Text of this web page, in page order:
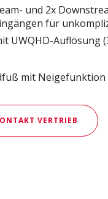
und 2x
für
UWQHD-Auflösung
mit Neigefunktion
VERTRIEB